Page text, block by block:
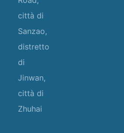
città di
Sanzao,
distretto
di
Jinwan,
città di
Zhuhai